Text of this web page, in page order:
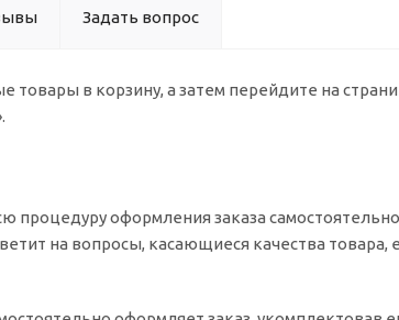
Задать вопрос
в корзину, а затем перейдите на
оформления заказа
на вопросы, касающиеся качества